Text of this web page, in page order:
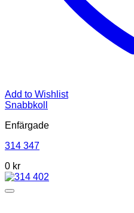
Add to Wishlist
Snabbkoll
Enfärgade
314 347
0 kr